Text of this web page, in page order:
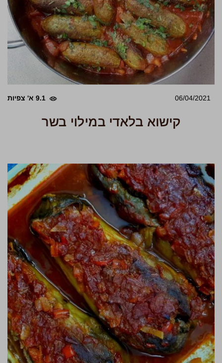
06/04/2021 9.1 א' צפיות
קישוא בלאדי במילוי בשר